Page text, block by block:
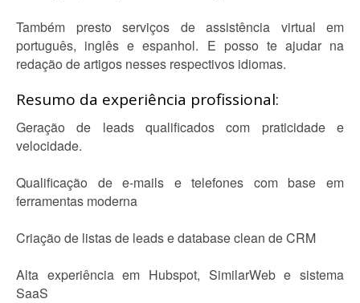
Também presto serviços de assistência virtual em
português, inglês e espanhol. E posso te ajudar na
redação de artigos nesses respectivos idiomas.
Resumo da experiência profissional:
Geração de leads qualificados com praticidade e
velocidade.
Qualificação de e-mails e telefones com base em
ferramentas moderna
Criação de listas de leads e database clean de CRM
Alta experiência em Hubspot, SimilarWeb e sistema
SaaS